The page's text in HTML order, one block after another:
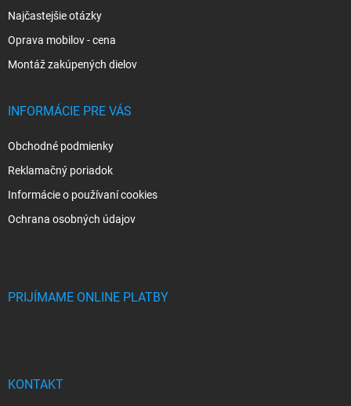
Najčastejšie otázky
Oprava mobilov - cena
Montáž zakúpených dielov
INFORMÁCIE PRE VÁS
Obchodné podmienky
Reklamačný poriadok
Informácie o používaní cookies
Ochrana osobných údajov
PRIJÍMAME ONLINE PLATBY
KONTAKT